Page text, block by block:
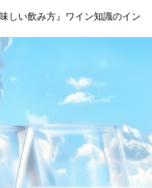
しい飲み方』ワイン知識のイン